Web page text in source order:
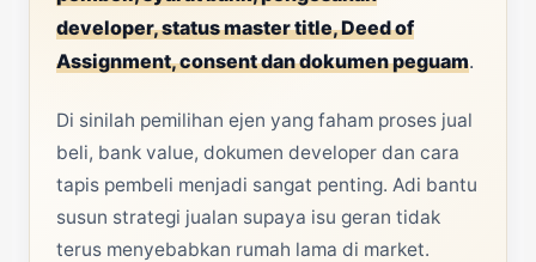
developer, status master title, Deed of
Assignment, consent dan dokumen peguam.
Di sinilah pemilihan ejen yang faham proses jual
beli, bank value, dokumen developer dan cara
tapis pembeli menjadi sangat penting. Adi bantu
susun strategi jualan supaya isu geran tidak
terus menyebabkan rumah lama di market.